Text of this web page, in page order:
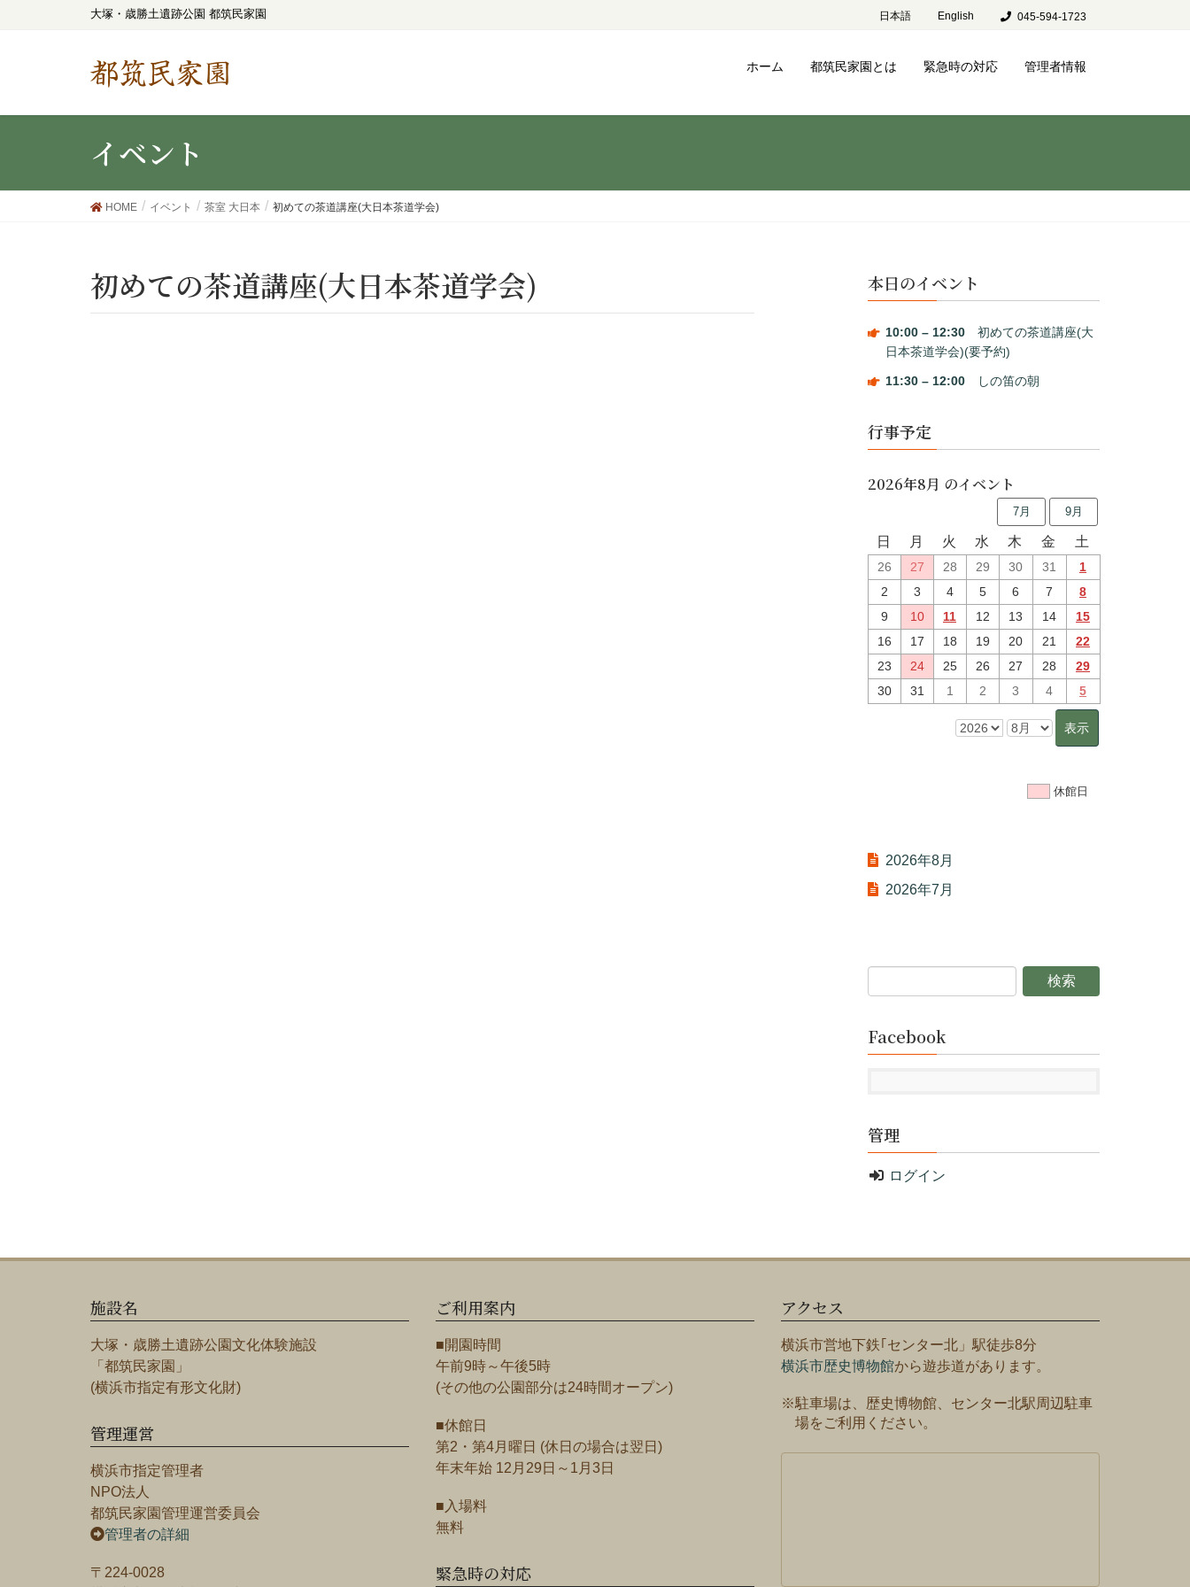
大塚・歳勝土遺跡公園 都筑民家園 日本語 English 045-594-1723
都筑民家園 ホーム 都筑民家園とは 緊急時の対応 管理者情報
イベント
HOME イベント 茶室 大日本 初めての茶道講座(大日本茶道学会)
初めての茶道講座(大日本茶道学会) 本日のイベント
10:00 – 12:30初めての茶道講座(大
日本茶道学会)(要予約)
11:30 – 12:00しの笛の朝
行事予定
2026年8月 のイベント
7月 9月
日 月 火 水 木 金 土
26 27 28 29 30 31
1
2
3 4 5 6 7
8
9
10 11 12 13 14
15
16
17 18 19 20 21
22
23
24 25 26 27 28
29
30
31 1 2 3 4 5
休館日
2026年8月
2026年7月
Facebook
管理
ログイン
施設名
大塚・歳勝土遺跡公園文化体験施設
「都筑民家園」
(横浜市指定有形文化財)
管理運営
横浜市指定管理者
NPO法人
都筑民家園管理運営委員会
管理者の詳細
〒224-0028
ご利用案内
■開園時間
午前9時～午後5時
(その他の公園部分は24時間オープン)
■休館日
第2・第4月曜日 (休日の場合は翌日)
年末年始 12月29日～1月3日
■入場料
無料
緊急時の対応
アクセス
横浜市営地下鉄｢センター北」駅徒歩8分
横浜市歴史博物館から遊歩道があります。
※駐車場は、歴史博物館、センター北駅周辺駐車
場をご利用ください。